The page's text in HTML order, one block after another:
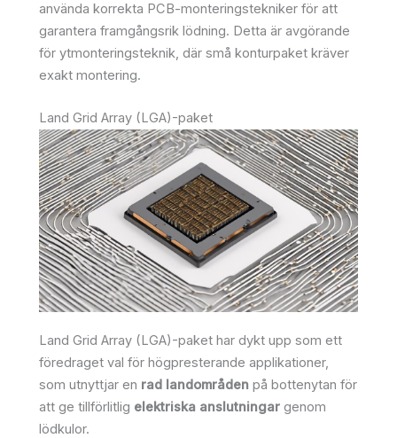
använda korrekta PCB-monteringstekniker för att
garantera framgångsrik lödning. Detta är avgörande
för ytmonteringsteknik, där små konturpaket kräver
exakt montering.
Land Grid Array (LGA)-paket
Land Grid Array (LGA)-paket har dykt upp som ett
föredraget val för högpresterande applikationer,
som utnyttjar en rad landområden på bottenytan för
att ge tillförlitlig elektriska anslutningar genom
lödkulor.